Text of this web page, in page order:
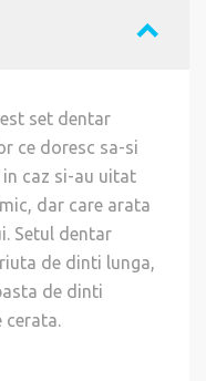
set dentar
ce doresc sa-si
caz si-au uitat
dar care arata
Setul dentar
de dinti lunga,
de dinti